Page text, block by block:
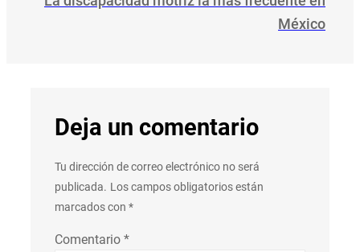
México
Deja un comentario
Tu dirección de correo electrónico no será
publicada. Los campos obligatorios están
marcados con *
Comentario *